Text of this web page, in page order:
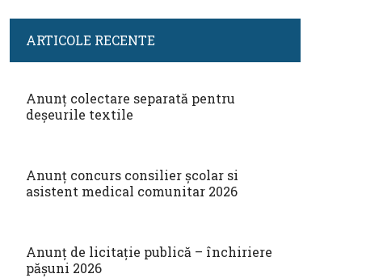
ARTICOLE RECENTE
Anunț colectare separată pentru
deșeurile textile
Anunț concurs consilier școlar si
asistent medical comunitar 2026
Anunț de licitație publică – închiriere
pășuni 2026